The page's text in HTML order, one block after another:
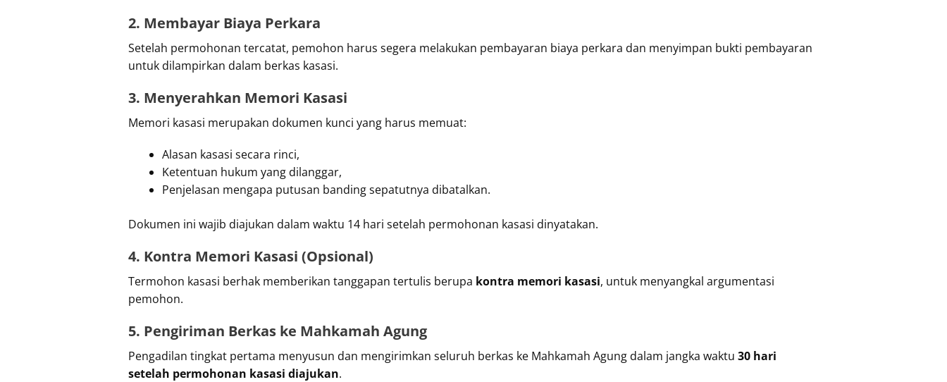
2. Membayar Biaya Perkara
Setelah permohonan tercatat, pemohon harus segera melakukan pembayaran biaya perkara dan menyimpan bukti pembayaran
untuk dilampirkan dalam berkas kasasi.
3. Menyerahkan Memori Kasasi
Memori kasasi merupakan dokumen kunci yang harus memuat:
Alasan kasasi secara rinci,
Ketentuan hukum yang dilanggar,
Penjelasan mengapa putusan banding sepatutnya dibatalkan.
Dokumen ini wajib diajukan dalam waktu 14 hari setelah permohonan kasasi dinyatakan.
4. Kontra Memori Kasasi (Opsional)
Termohon kasasi berhak memberikan tanggapan tertulis berupa kontra memori kasasi, untuk menyangkal argumentasi
pemohon.
5. Pengiriman Berkas ke Mahkamah Agung
Pengadilan tingkat pertama menyusun dan mengirimkan seluruh berkas ke Mahkamah Agung dalam jangka waktu 30 hari
setelah permohonan kasasi diajukan.